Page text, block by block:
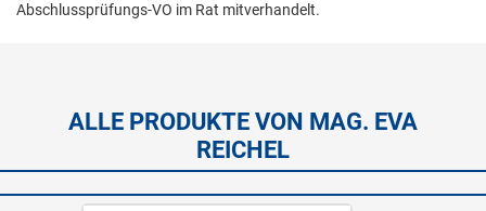
Abschlussprüfungs-VO im Rat mitverhandelt.
ALLE PRODUKTE VON MAG. EVA
REICHEL